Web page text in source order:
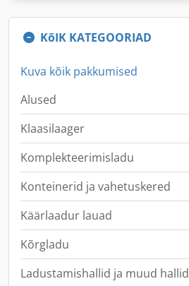
KõIK KATEGOORIAD
Kuva kõik pakkumised
Alused
Klaasilaager
Komplekteerimisladu
Konteinerid ja vahetuskered
Käärlaadur lauad
Kõrgladu
Ladustamishallid ja muud hallid